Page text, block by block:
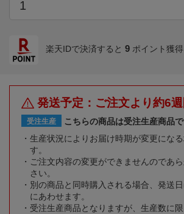
楽天IDで決済すると 9 ポイント獲得
発送予定：ご注文より約6
受注生産
こちらの商品は受注生産商品で
生産状況によりお届け時期が変更にな
す。
ご注文内容の変更ができませんのであ
さい。
別の商品と同時購入される場合、発送
にあわせます。
受注生産商品となりますが、生産数に